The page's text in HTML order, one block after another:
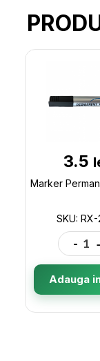
3.5
SKU:
-
Adauga